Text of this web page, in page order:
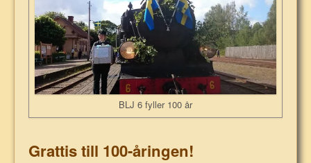
BLJ 6 fyller 100 år
Grattis till 100-åringen!